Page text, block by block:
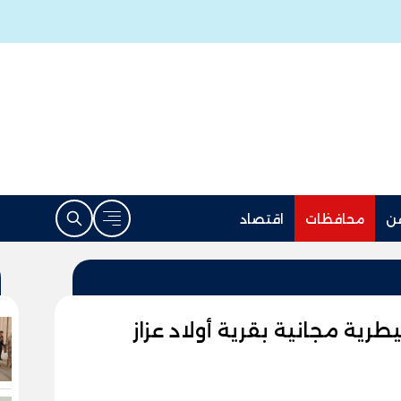
محافظات اقتصاد
مجانية بقرية أولاد عزاز